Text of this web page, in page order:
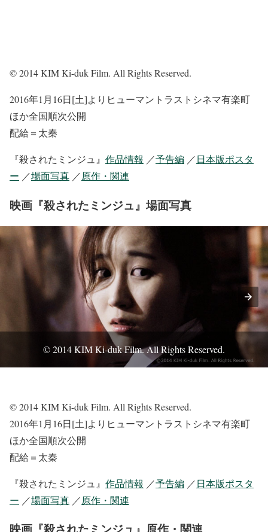
© 2014 KIM Ki-duk Film. All Rights Reserved.
2016年1月16日[土]よりヒューマントラストシネマ有楽町
ほか全国順次公開
配給＝太秦
『殺されたミンジュ』 作品情報 ／予告編 ／日本版ポスタ
ー ／場面写真 ／原作・関連
映画『殺されたミンジュ』場面写真
© 2014 KIM Ki-duk Film. All Rights Reserved.
© 2014 KIM Ki-duk Film. All Rights Reserved.
2016年1月16日[土]よりヒューマントラストシネマ有楽町
ほか全国順次公開
配給＝太秦
『殺されたミンジュ』 作品情報 ／予告編 ／日本版ポスタ
ー ／場面写真 ／原作・関連